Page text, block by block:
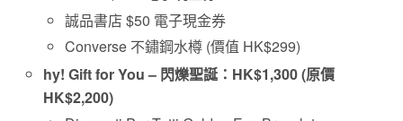
誠品書店 $50 電子現金券
Converse 不鏽鋼水樽 (價值 HK$299)
hy! Gift for You – 閃爍聖誕 ： HK$1,300 (原價
HK$2,200)